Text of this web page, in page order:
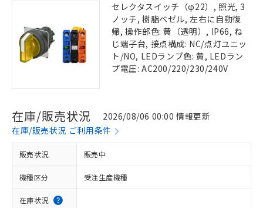
セレクタスイッチ（φ22）, 照光, 3
ノッチ, 樹脂ベゼル, 左右に自動復
帰, 操作部色: 黄（透明）, IP66, ね
じ端子台, 接点構成: NC/点灯ユニッ
ト/NO, LEDランプ色: 黄, LEDラン
プ電圧: AC200/220/230/240V
在庫/販売状況
2026/08/06 00:00 情報更新
在庫/販売状況 ご利用条件
販売状況 販売中
機種区分 受注生産機種
在庫状況